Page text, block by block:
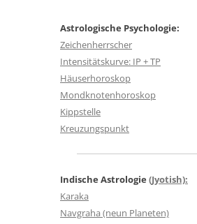
Astrologische Psychologie:
Zeichenherrscher
Intensitätskurve: IP + TP
Häuserhoroskop
Mondknotenhoroskop
Kippstelle
Kreuzungspunkt
Indische Astrologie (Jyotish):
Karaka
Navgraha (neun Planeten)